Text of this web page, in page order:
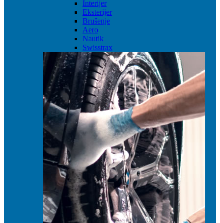
Interijer
Eksterijer
Brušenje
Aero
Nautik
Swisstrax